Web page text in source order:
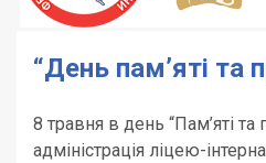
“День пам’яті та
8 травня в день “Пам’яті та
адміністрація ліцею-